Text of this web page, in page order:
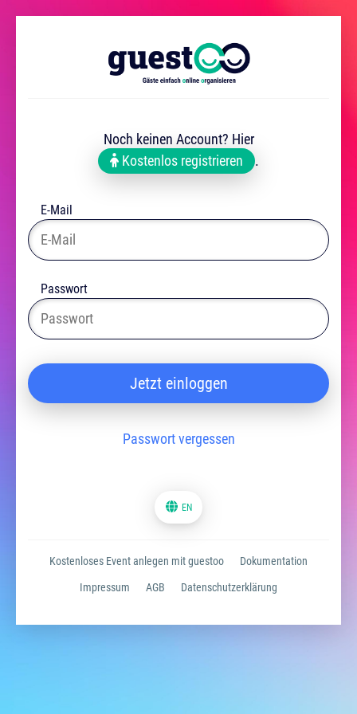
Noch keinen Account? Hier
Kostenlos registrieren
.
E-Mail
Passwort
Jetzt einloggen
Passwort vergessen
EN
Kostenloses Event anlegen mit guestoo Dokumentation
Impressum AGB Datenschutzerklärung